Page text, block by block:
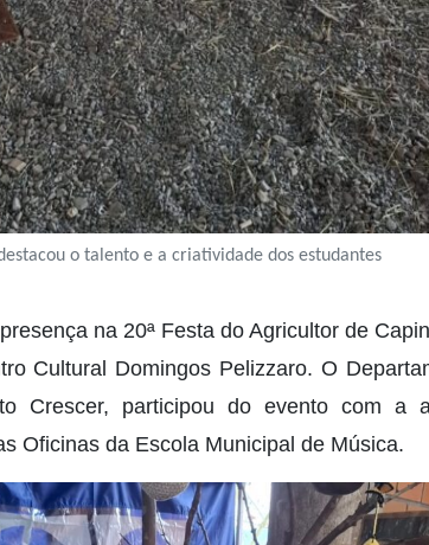
o talento e a criatividade dos estudantes
na 20ª Festa do Agricultor de
Cultural Domingos Pelizzaro. O
Crescer, participou do evento com a
Oficinas da Escola Municipal de Música.